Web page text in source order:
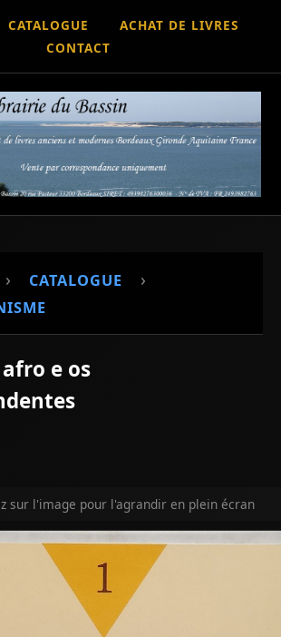
CATALOGUE
ACHAT DE LIVRES
CONTACT
› CATALOGUE ›
e os
sur l'image pour l'agrandir en plein écran